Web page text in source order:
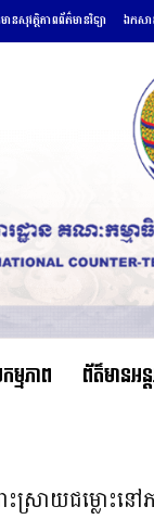
ានសុវត្ថិភាពព័ត៌មានវិទ្យា ឯកសា
មភាព ព័ត៌មានអន្
ស្រាយជម្លោះន